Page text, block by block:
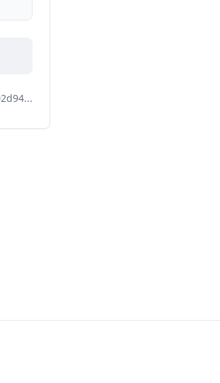
...